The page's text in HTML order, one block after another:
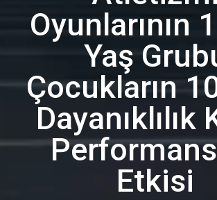
Oyunlarının
Yaş
Çocukların
Dayanıklılık
Etkisi